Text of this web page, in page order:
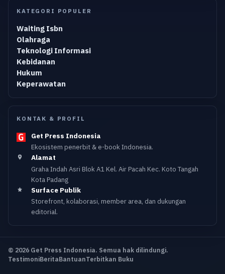
KATEGORI POPULER
Waiting Isbn
Olahraga
Teknologi Informasi
Kebidanan
Hukum
Keperawatan
KONTAK & PROFIL
Get Press Indonesia
Ekosistem penerbit & e-book Indonesia.
Alamat
Graha Indah Asri Blok A1 Kel. Air Pacah Kec. Koto Tangah
Kota Padang
Surface Publik
Storefront, kolaborasi, member area, dan dukungan
editorial.
© 2026 Get Press Indonesia. Semua hak dilindungi.
TestimoniBeritaBantuanTerbitkan Buku